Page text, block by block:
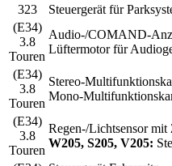
323
Steuergerät für
(E34)
3.8
Touren
Audio-/COMAND-
Lüftermotor für
(E34)
3.8
Touren
Stereo-
Mono-
(E34)
3.8
Touren
Regen-/Lichtsensor mit
W205, S205, V205: